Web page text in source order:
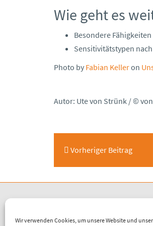
Wir verwenden Cookies, um unsere Website und
Wie geht es
Besondere
Sensitivitätstypen
Photo by Fabian Kelleron
Autor: Ute von Strünk / ©
Vorheriger Beitrag